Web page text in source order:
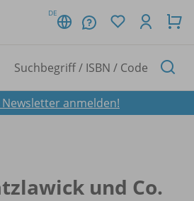
DE
Newsletter anmelden!
und Co.